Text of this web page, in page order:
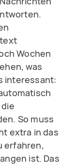
Wochen
was
interessant:
So muss
extra in das
erfahren,
ist. Das